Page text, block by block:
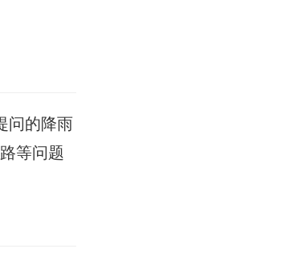
问的降雨
等问题